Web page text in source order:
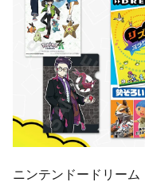
ニンテンドードリー